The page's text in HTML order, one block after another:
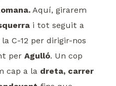
Aquí, girarem
i tot seguit a
C-12 per dirigir-nos
per Agulló. Un cop
cap a la dreta, carrer